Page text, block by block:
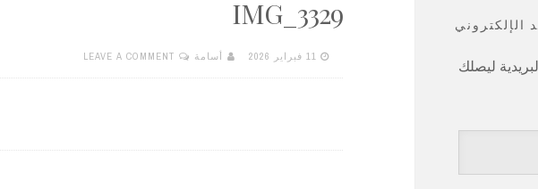
IMG_3329
11 فبراير 2026 أسامة LEAVE A COMMENT
الإلكتروني
ليصلك